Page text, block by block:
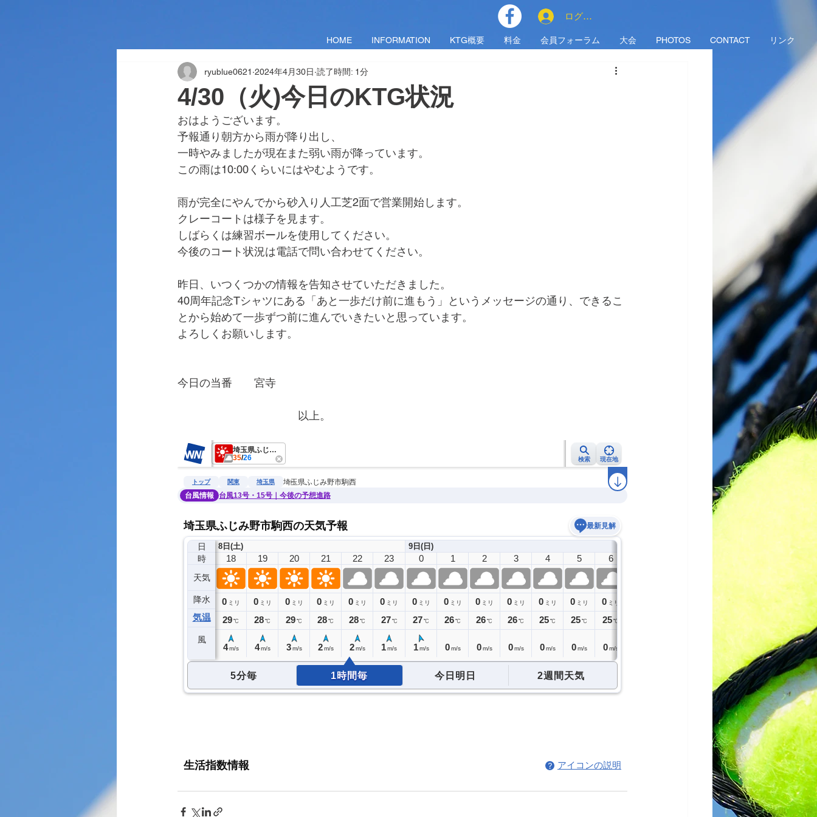
HOME INFORMATION KTG概要 料金 会員フォーラム 大会 PHOTOS CONTACT リンク
ログイン
4/30（火)今日のKTG状況
ryublue0621 2024年4月30日 読了時間: 1分
おはようございます。
予報通り朝方から雨が降り出し、
一時やみましたが現在また弱い雨が降っています。
この雨は10:00くらいにはやむようです。
雨が完全にやんでから砂入り人工芝2面で営業開始します。
クレーコートは様子を見ます。
しばらくは練習ボールを使用してください。
今後のコート状況は電話で問い合わせてください。
昨日、いつくつかの情報を告知させていただきました。
40周年記念Tシャツにある「あと一歩だけ前に進もう」というメッセージの通り、できるこ
とから始めて一歩ずつ前に進んでいきたいと思っています。
よろしくお願いします。
今日の当番　　宮寺
以上。